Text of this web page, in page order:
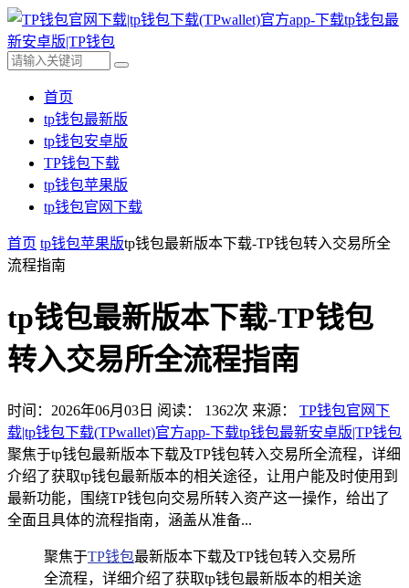
首页
tp钱包最新版
tp钱包安卓版
TP钱包下载
tp钱包苹果版
tp钱包官网下载
首页 tp钱包苹果版tp钱包最新版本下载-TP钱包转入交易所全
流程指南
tp钱包最新版本下载-TP钱包
转入交易所全流程指南
时间：2026年06月03日 阅读： 1362次 来源： TP钱包官网下
载|tp钱包下载(TPwallet)官方app-下载tp钱包最新安卓版|TP钱包
聚焦于tp钱包最新版本下载及TP钱包转入交易所全流程，详细
介绍了获取tp钱包最新版本的相关途径，让用户能及时使用到
最新功能，围绕TP钱包向交易所转入资产这一操作，给出了
全面且具体的流程指南，涵盖从准备...
聚焦于TP钱包最新版本下载及TP钱包转入交易所
全流程，详细介绍了获取tp钱包最新版本的相关途